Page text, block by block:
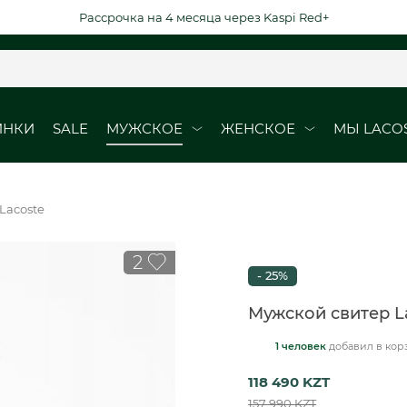
Рассрочка на 4 месяца через Kaspi Red+
SALE МУЖСКОЕ
Кеды
ЖЕНСКОЕ
Кеды
МЫ
DURABLE
2
- 25%
Мужской свитер
1 человек добавил в
118 490 KZT
157 990 KZT